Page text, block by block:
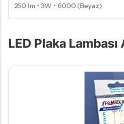
LED Plaka